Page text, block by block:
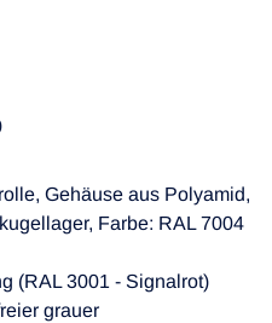
Gehäuse aus Polyamid,
Farbe: RAL 7004
(RAL 3001 - Signalrot)
grauer